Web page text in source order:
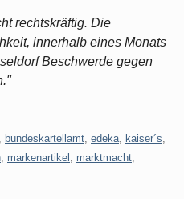
rechtskräftig. Die
innerhalb eines Monats
Beschwerde gegen
bundeskartellamt edeka kaiser´s
markenartikel marktmacht